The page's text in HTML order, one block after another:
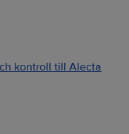
kontroll till Alecta